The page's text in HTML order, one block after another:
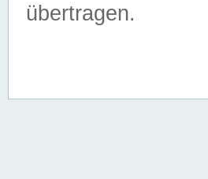
übertragen.